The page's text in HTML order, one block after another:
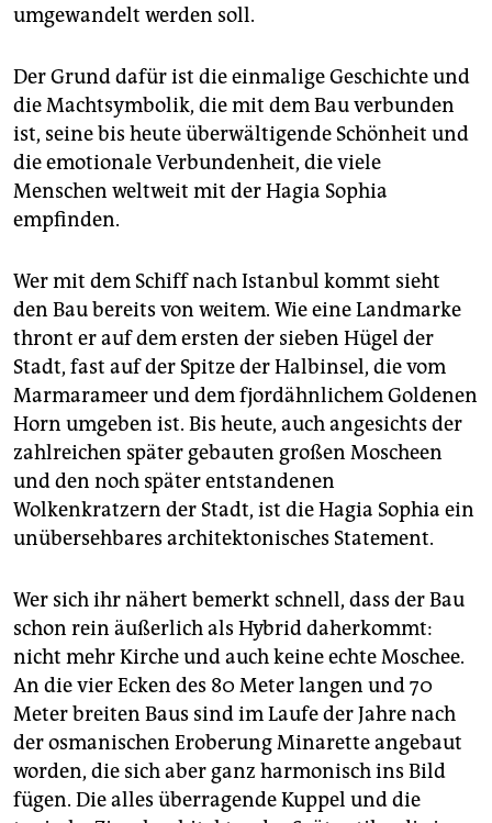
umgewandelt werden soll.
Der Grund dafür ist die einmalige Geschichte und
die Machtsymbolik, die mit dem Bau verbunden
ist, seine bis heute überwältigende Schönheit und
die emotionale Verbundenheit, die viele
Menschen weltweit mit der Hagia Sophia
empfinden.
Wer mit dem Schiff nach Istanbul kommt sieht
den Bau bereits von weitem. Wie eine Landmarke
thront er auf dem ersten der sieben Hügel der
Stadt, fast auf der Spitze der Halbinsel, die vom
Marmarameer und dem fjordähnlichem Goldenen
Horn umgeben ist. Bis heute, auch angesichts der
zahlreichen später gebauten großen Moscheen
und den noch später entstandenen
Wolkenkratzern der Stadt, ist die Hagia Sophia ein
unübersehbares architektonisches Statement.
Wer sich ihr nähert bemerkt schnell, dass der Bau
schon rein äußerlich als Hybrid daherkommt:
nicht mehr Kirche und auch keine echte Moschee.
An die vier Ecken des 80 Meter langen und 70
Meter breiten Baus sind im Laufe der Jahre nach
der osmanischen Eroberung Minarette angebaut
worden, die sich aber ganz harmonisch ins Bild
fügen. Die alles überragende Kuppel und die